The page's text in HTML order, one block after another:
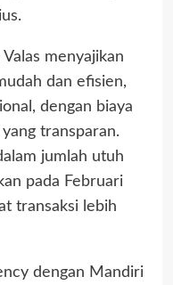
menyajikan
dan efisien,
dengan biaya
transparan.
jumlah utuh
pada Februari
transaksi lebih
dengan Mandiri